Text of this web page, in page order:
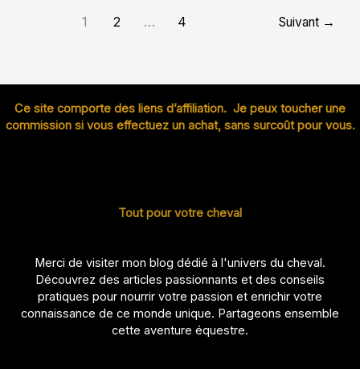
1 2 … 4 Suivant →
Ce site comporte des liens d’affiliation. Je peux toucher une
commission si vous effectuez un achat, sans surcoût pour vous.
Tout pour votre cheval
Merci de visiter mon blog dédié à l'univers du cheval.
Découvrez des articles passionnants et des conseils
pratiques pour nourrir votre passion et enrichir votre
connaissance de ce monde unique. Partageons ensemble
cette aventure équestre.